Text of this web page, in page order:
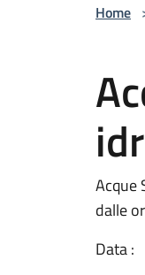
Home
Acque
dalle
Data :